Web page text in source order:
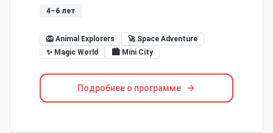
4–6 лет
🦁 Animal Explorers
🚀 Space Adventure
✨ Magic World
🏙️ Mini City
Подробнее о программе